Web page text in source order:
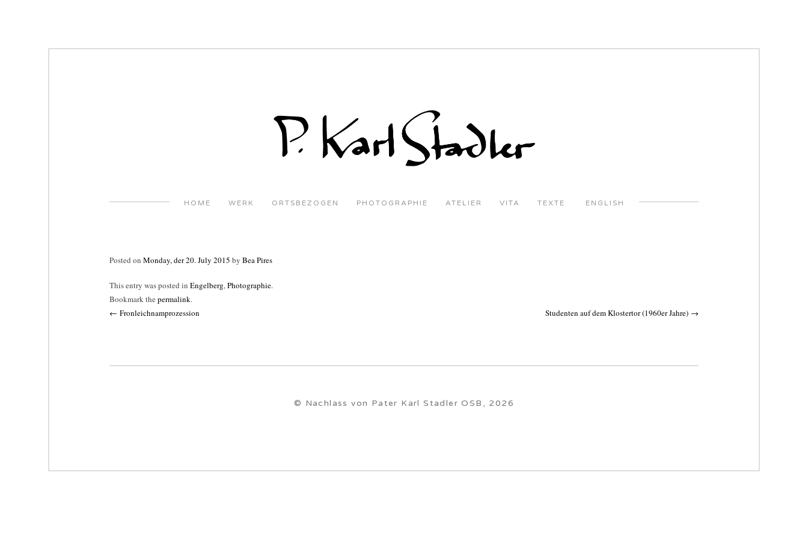
HOME WERK ORTSBEZOGEN PHOTOGRAPHIE ATELIER VITA TEXTE ENGLISH
Posted on Monday, der 20. July 2015 by Bea Pires
This entry was posted in Engelberg,Photographie.
Bookmark the permalink.
Post
← Fronleichnamprozession Studenten auf dem Klostertor (1960er Jahre) →
© Nachlass von Pater Karl Stadler OSB, 2026